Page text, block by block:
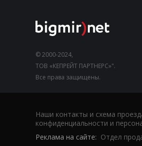
© 2000-2024,
ТОВ «КЕПРЕЙТ ПАРТНЕРС»".
Все права защищены.
Наши контакты и схема
конфиденциальности и
Реклама на сайте: Отдел